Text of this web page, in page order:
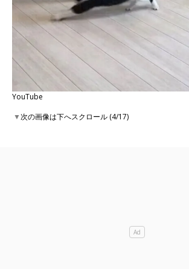
YouTube
▼次の画像は下へスクロール (4/17)